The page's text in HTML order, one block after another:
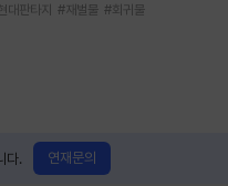
대판타지 #재벌물 #회귀물
다. 연재문의